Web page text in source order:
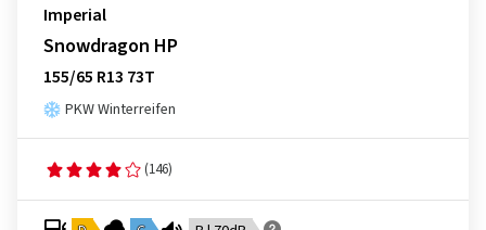
Imperial
Snowdragon HP
155/65 R13 73T
PKW Winterreifen
(146)